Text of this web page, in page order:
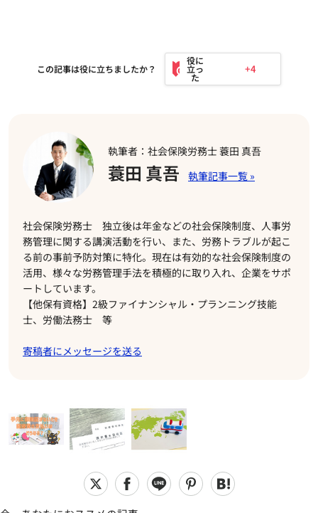
この記事は役に立ちましたか？ +4
執筆者：社会保険労務士 蓑田 真吾
蓑田 真吾
社会保険労務士 独立後は年金などの社会保険制度、人事労
務管理に関する講演活動を行い、また、労務トラブルが起こ
る前の事前予防対策に特化。現在は有効的な社会保険制度の
活用、様々な労務管理手法を積極的に取り入れ、企業をサポ
ートしています。
【他保有資格】2級ファイナンシャル・プランニング技能
士、労働法務士 等
寄稿者にメッセージを送る